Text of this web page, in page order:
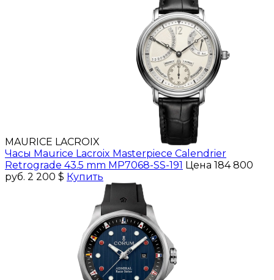
MAURICE LACROIX
Часы Maurice Lacroix Masterpiece Calendrier
Retrograde 43.5 mm MP7068-SS-191 Цена 184 800
руб. 2 200 $ Купить